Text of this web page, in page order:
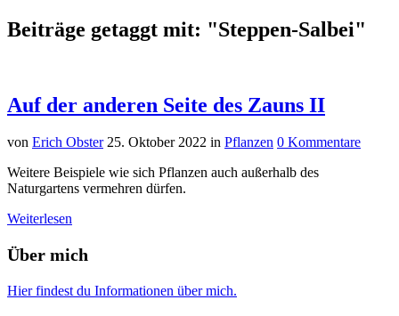
Beiträge getaggt mit: "Steppen-Salbei"
Auf der anderen Seite des Zauns II
von Erich Obster 25. Oktober 2022 in Pflanzen 0 Kommentare
Weitere Beispiele wie sich Pflanzen auch außerhalb des
Naturgartens vermehren dürfen.
Weiterlesen
Über mich
Hier findest du Informationen über mich.